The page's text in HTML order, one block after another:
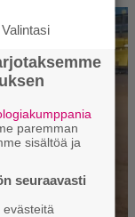
Valintasi
paremman
sisältöä ja
seuraavasti